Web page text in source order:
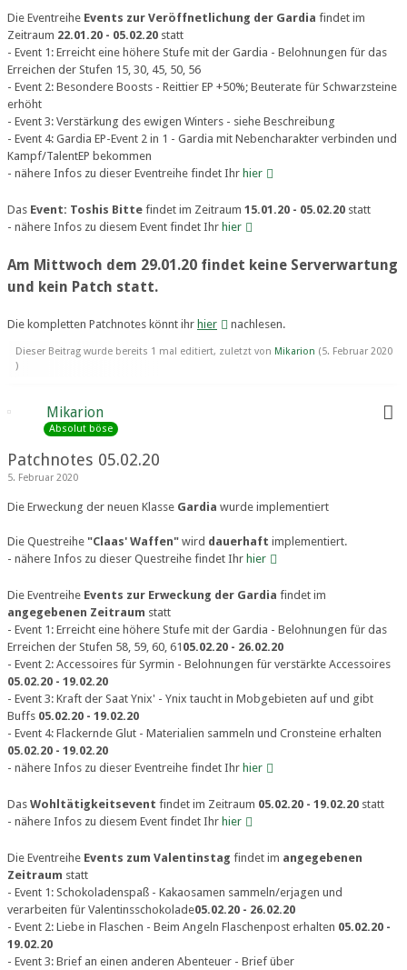
Die Eventreihe Events zur Veröffnetlichung der Gardia findet im
Zeitraum 22.01.20 - 05.02.20 statt
- Event 1: Erreicht eine höhere Stufe mit der Gardia - Belohnungen für das
Erreichen der Stufen 15, 30, 45, 50, 56
- Event 2: Besondere Boosts - Reittier EP +50%; Beuterate für Schwarzsteine
erhöht
- Event 3: Verstärkung des ewigen Winters - siehe Beschreibung
- Event 4: Gardia EP-Event 2 in 1 - Gardia mit Nebencharakter verbinden und
Kampf/TalentEP bekommen
- nähere Infos zu dieser Eventreihe findet Ihr hier
Das Event: Toshis Bitte findet im Zeitraum 15.01.20 - 05.02.20 statt
- nähere Infos zu diesem Event findet Ihr hier
Am Mittwoch dem 29.01.20 findet keine Serverwartung
und kein Patch statt.
Die kompletten Patchnotes könnt ihr hier nachlesen.
Dieser Beitrag wurde bereits 1 mal editiert, zuletzt von Mikarion (5. Februar 2020
)
Mikarion
Absolut böse
Patchnotes 05.02.20
5. Februar 2020
Die Erweckung der neuen Klasse Gardia wurde implementiert
Die Questreihe "Claas' Waffen" wird dauerhaft implementiert.
- nähere Infos zu dieser Questreihe findet Ihr hier
Die Eventreihe Events zur Erweckung der Gardia findet im
angegebenen Zeitraum statt
- Event 1: Erreicht eine höhere Stufe mit der Gardia - Belohnungen für das
Erreichen der Stufen 58, 59, 60, 61 05.02.20 - 26.02.20
- Event 2: Accessoires für Syrmin - Belohnungen für verstärkte Accessoires
05.02.20 - 19.02.20
- Event 3: Kraft der Saat Ynix' - Ynix taucht in Mobgebieten auf und gibt
Buffs 05.02.20 - 19.02.20
- Event 4: Flackernde Glut - Materialien sammeln und Cronsteine erhalten
05.02.20 - 19.02.20
- nähere Infos zu dieser Eventreihe findet Ihr hier
Das Wohltätigkeitsevent findet im Zeitraum 05.02.20 - 19.02.20 statt
- nähere Infos zu diesem Event findet Ihr hier
Die Eventreihe Events zum Valentinstag findet im angegebenen
Zeitraum statt
- Event 1: Schokoladenspaß - Kakaosamen sammeln/erjagen und
verarbeiten für Valentinsschokolade05.02.20 - 26.02.20
- Event 2: Liebe in Flaschen - Beim Angeln Flaschenpost erhalten 05.02.20 -
19.02.20
- Event 3: Brief an einen anderen Abenteuer - Brief über